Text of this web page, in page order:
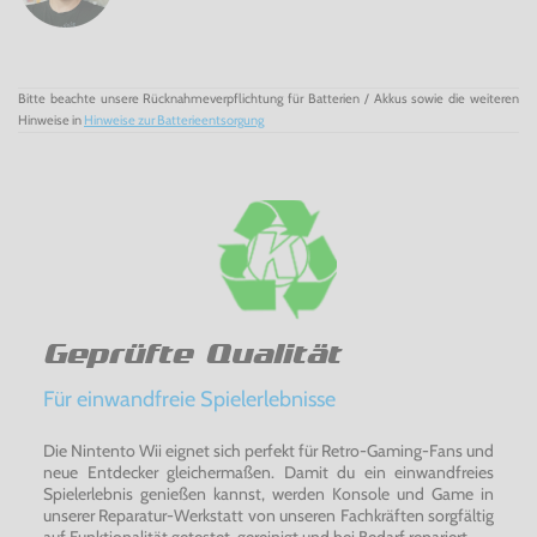
Joy-Con-Halterung
Controller verbinden lassen, ein Satz
Nintendo Switch Konsoleist in zweistylischenVersionen
erhältlich: eine mit einem Satz grauer
Spiele: wo, wann und mit wem Du willst! - Die Nintendo
Bitte beachte unsere Rücknahmeverpflichtung für Batterien / Akkus sowie die weiteren
Hinweise in Hinweise zur Batterieentsorgung
Geprüfte Qualität
Für einwandfreie Spielerlebnisse
Die Nintento Wii eignet sich perfekt für Retro-Gaming-Fans und
neue Entdecker gleichermaßen. Damit du ein einwandfreies
Spielerlebnis genießen kannst, werden Konsole und Game in
unserer Reparatur-Werkstatt von unseren Fachkräften sorgfältig